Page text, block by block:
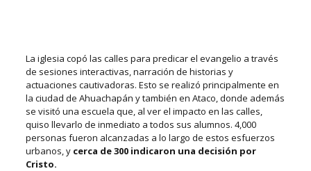
La iglesia copó las calles para predicar el evangelio a través
de sesiones interactivas, narración de historias y
actuaciones cautivadoras. Esto se realizó principalmente en
la ciudad de Ahuachapán y también en Ataco, donde además
se visitó una escuela que, al ver el impacto en las calles,
quiso llevarlo de inmediato a todos sus alumnos. 4,000
personas fueron alcanzadas a lo largo de estos esfuerzos
urbanos, y cerca de 300 indicaron una decisión por
Cristo.